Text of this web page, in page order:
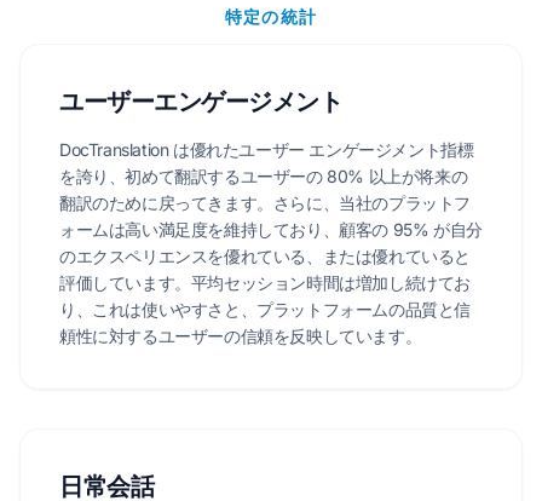
特定の統計
ユーザーエンゲージメント
DocTranslation は優れたユーザー エンゲージメント指標
を誇り、初めて翻訳するユーザーの 80% 以上が将来の
翻訳のために戻ってきます。さらに、当社のプラットフ
ォームは高い満足度を維持しており、顧客の 95% が自分
のエクスペリエンスを優れている、または優れていると
評価しています。平均セッション時間は増加し続けてお
り、これは使いやすさと、プラットフォームの品質と信
頼性に対するユーザーの信頼を反映しています。
日常会話